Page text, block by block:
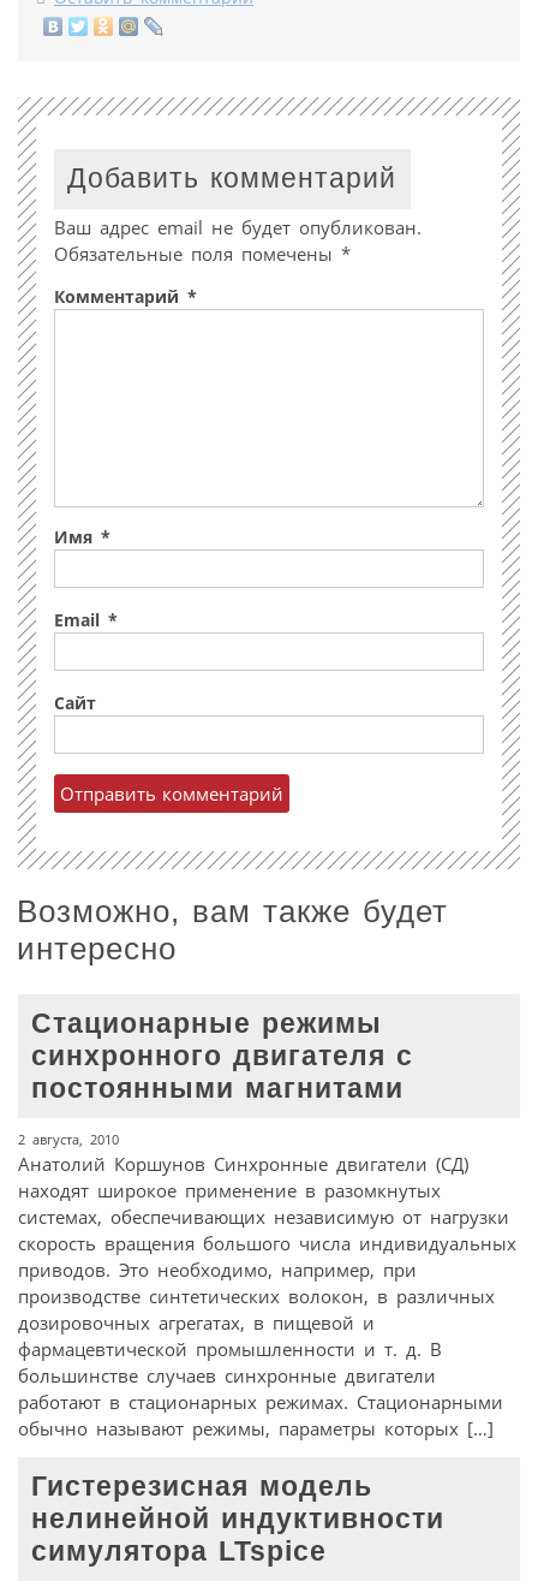
Добавить комментарий
Ваш адрес email не будет опубликован.
Обязательные поля помечены *
Комментарий *
Имя *
Email *
Сайт
Возможно, вам также будет
интересно
Стационарные режимы
синхронного двигателя с
постоянными магнитами
2 августа, 2010
Анатолий Коршунов Синхронные двигатели (СД)
находят широкое применение в разомкнутых
системах, обеспечивающих независимую от нагрузки
скорость вращения большого числа индивидуальных
приводов. Это необходимо, например, при
производстве синтетических волокон, в различных
дозировочных агрегатах, в пищевой и
фармацевтической промышленности и т. д. В
большинстве случаев синхронные двигатели
работают в стационарных режимах. Стационарными
обычно называют режимы, параметры которых […]
Гистерезисная модель
нелинейной индуктивности
симулятора LTspice